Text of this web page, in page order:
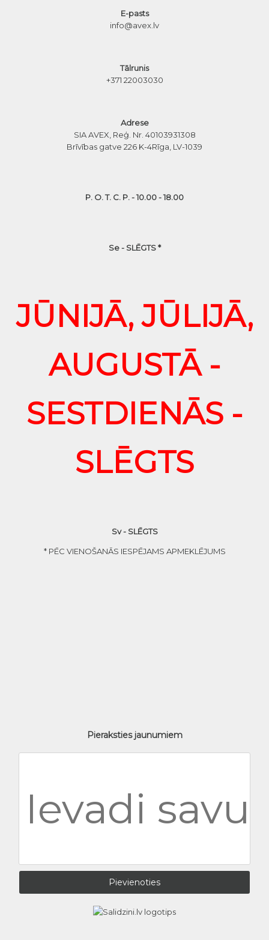
E-pasts
info@avex.lv
Tālrunis
+371 22003030
Adrese
SIA AVEX, Reģ. Nr. 40103931308
Brīvības gatve 226 K-4Rīga, LV-1039
P. O. T. C. P. - 10.00 - 18.00
Se - SLĒGTS *
JŪNIJĀ, JŪLIJĀ,
AUGUSTĀ -
SESTDIENĀS -
SLĒGTS
Sv - SLĒGTS
* PĒC VIENOŠANĀS IESPĒJAMS APMEKLĒJUMS
Pieraksties jaunumiem